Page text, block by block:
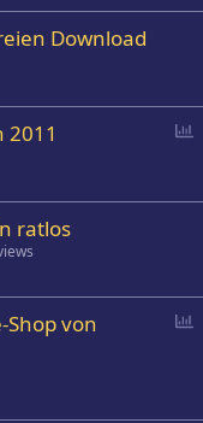
Download
l
ratlos
von